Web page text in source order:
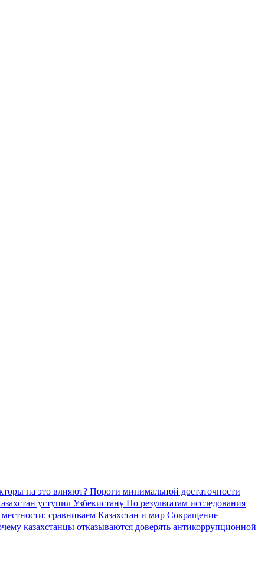
на это влияют? Пороги минимальной достаточности
уступил Узбекистану По результатам исследования
сравниваем Казахстан и мир Сокращение
казахстанцы отказываются доверять антикоррупционной